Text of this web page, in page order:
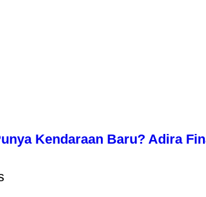
Kendaraan Baru? Adira